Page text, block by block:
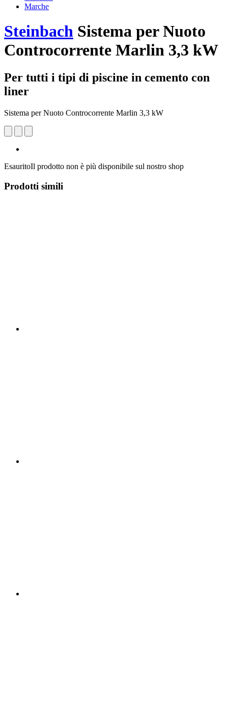
Marche
Steinbach Sistema per Nuoto
Controcorrente Marlin 3,3 kW
Per tutti i tipi di piscine in cemento con
liner
Sistema per Nuoto Controcorrente Marlin 3,3 kW
EsauritoIl prodotto non è più disponibile sul nostro shop
Prodotti simili